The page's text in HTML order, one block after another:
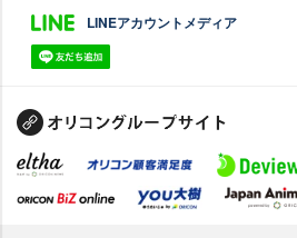
LINEアカウントメディア